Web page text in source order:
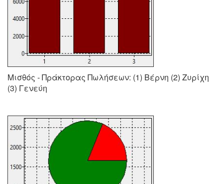
Μισθός - Πράκτορας Πωλήσεων: (1) Βέρνη (2) Ζυρίχη
(3) Γενεύη